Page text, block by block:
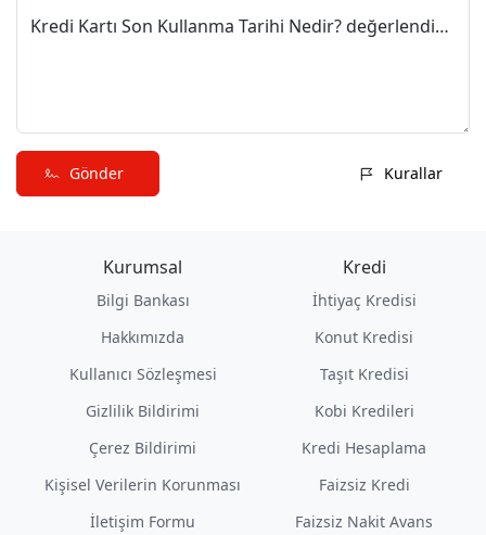
Kredi Kartı Son Kullanma Tarihi Nedir? değerlendirmeni paylaş
Gönder Kurallar
Kurumsal
Bilgi Bankası
Hakkımızda
Kullanıcı Sözleşmesi
Gizlilik Bildirimi
Çerez Bildirimi
Kişisel Verilerin Korunması
İletişim Formu
Kredi
İhtiyaç Kredisi
Konut Kredisi
Taşıt Kredisi
Kobi Kredileri
Kredi Hesaplama
Faizsiz Kredi
Faizsiz Nakit Avans